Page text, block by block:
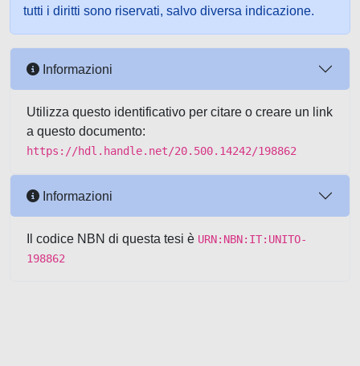
tutti i diritti sono riservati, salvo diversa indicazione.
Informazioni
Utilizza questo identificativo per citare o creare un link
a questo documento:
https://hdl.handle.net/20.500.14242/198862
Informazioni
Il codice NBN di questa tesi è URN:NBN:IT:UNITO-
198862